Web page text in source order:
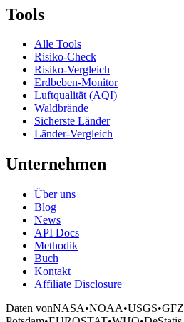
Tools
Alle Tools
Risiko-Check
Risiko-Vergleich
Erdbeben-Monitor
Luftqualität (AQI)
Waldbrände
Sicherste Länder
Länder-Vergleich
Unternehmen
Über uns
Blog
News
API Docs
Methodik
Buch
Kontakt
Affiliate Disclosure
Daten vonNASA•NOAA•USGS•GFZ